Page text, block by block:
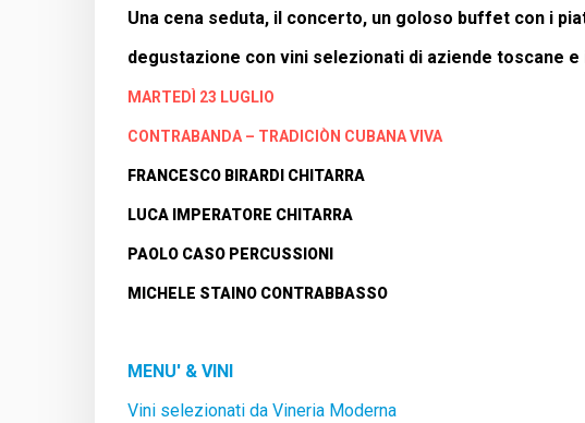
Una cena seduta, il concerto, un goloso buffet con i
degustazione con vini selezionati di aziende toscane e
MARTEDÌ 23 LUGLIO
CONTRABANDA – TRADICIÒN CUBANA VIVA
FRANCESCO BIRARDI CHITARRA
LUCA IMPERATORE CHITARRA
PAOLO CASO PERCUSSIONI
MICHELE STAINO CONTRABBASSO
MENU' & VINI
Vini selezionati da Vineria Moderna